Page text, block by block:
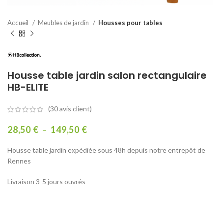
Accueil Meubles de jardin Housses pour tables
Housse table jardin salon rectangulaire
HB-ELITE
(30avis client)
28,50 € – 149,50 €
Housse table jardin expédiée sous 48h depuis notre entrepôt de
Rennes
Livraison 3-5 jours ouvrés